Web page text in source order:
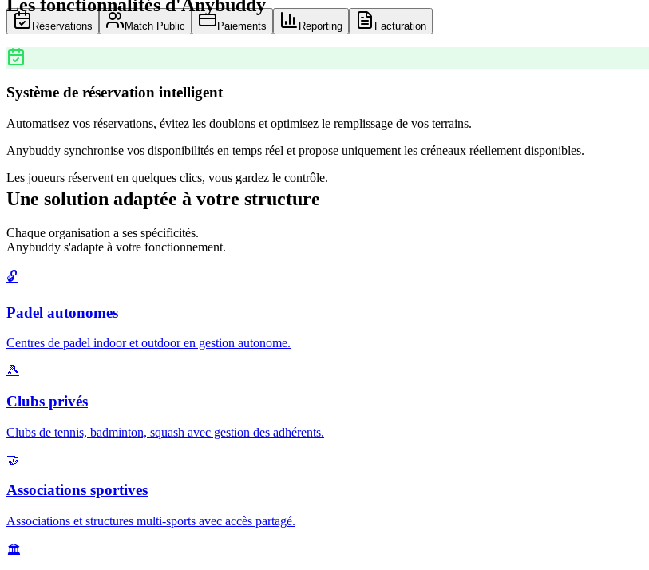
Les fonctionnalités d'Anybuddy
Réservations Match Public Paiements Reporting Facturation
Système de réservation intelligent
Automatisez vos réservations, évitez les doublons et optimisez le remplissage de vos terrains.
Anybuddy synchronise vos disponibilités en temps réel et propose uniquement les créneaux réellement disponibles.
Les joueurs réservent en quelques clics, vous gardez le contrôle.
Une solution adaptée à votre structure
Chaque organisation a ses spécificités.
Anybuddy s'adapte à votre fonctionnement.
🔓
Padel autonomes
Centres de padel indoor et outdoor en gestion autonome.
🎾
Clubs privés
Clubs de tennis, badminton, squash avec gestion des adhérents.
🤝
Associations sportives
Associations et structures multi-sports avec accès partagé.
🏛️